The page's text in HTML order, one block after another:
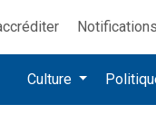
Notifications
Culture